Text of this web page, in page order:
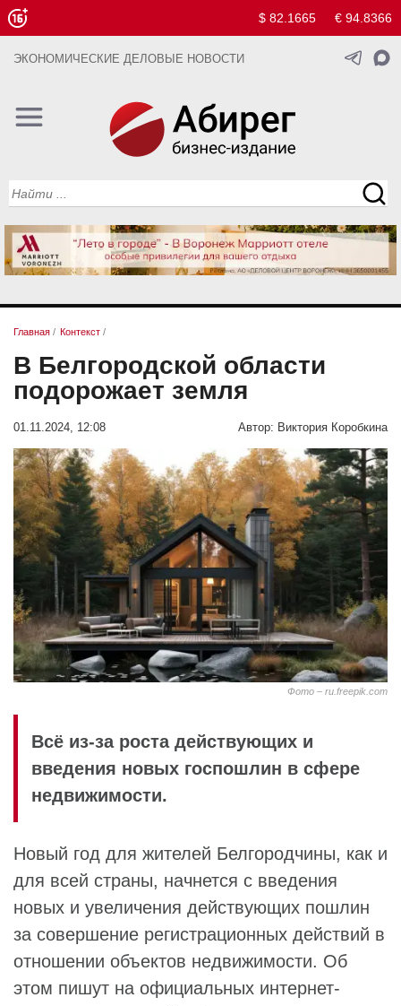
$ 82.1665 € 94.8366
ЭКОНОМИЧЕСКИЕ ДЕЛОВЫЕ НОВОСТИ
Главная / Контекст /
В Белгородской области
подорожает земля
01.11.2024, 12:08 Автор: Виктория Коробкина
Фото – ru.freepik.com
Всё из-за роста действующих и
введения новых госпошлин в сфере
недвижимости.
Новый год для жителей Белгородчины, как и
для всей страны, начнется с введения
новых и увеличения действующих пошлин
за совершение регистрационных действий в
отношении объектов недвижимости. Об
этом пишут на официальных интернет-